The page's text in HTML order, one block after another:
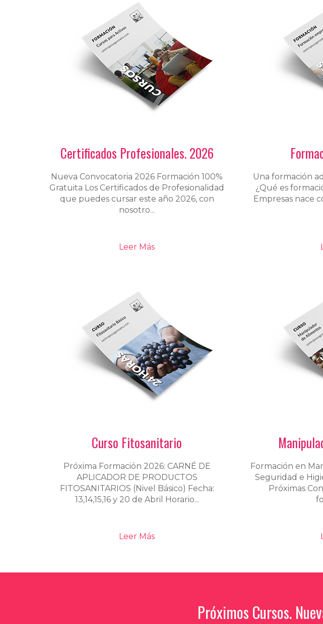
Certificados Profesionales. 2026
Nueva Convocatoria 2026 Formación 100%
Gratuita Los Certificados de Profesionalidad
que puedes cursar este año 2026, con
nosotro...
Leer Más
Una formación
¿Qué es
Empresas nace
Curso Fitosanitario
Próxima Formación 2026: CARNÉ DE
APLICADOR DE PRODUCTOS
FITOSANITARIOS (Nivel Básico) Fecha:
13,14,15,16 y 20 de Abril Horario...
Leer Más
Formación en
Seguridad e
Próximas
Próximos Cursos.